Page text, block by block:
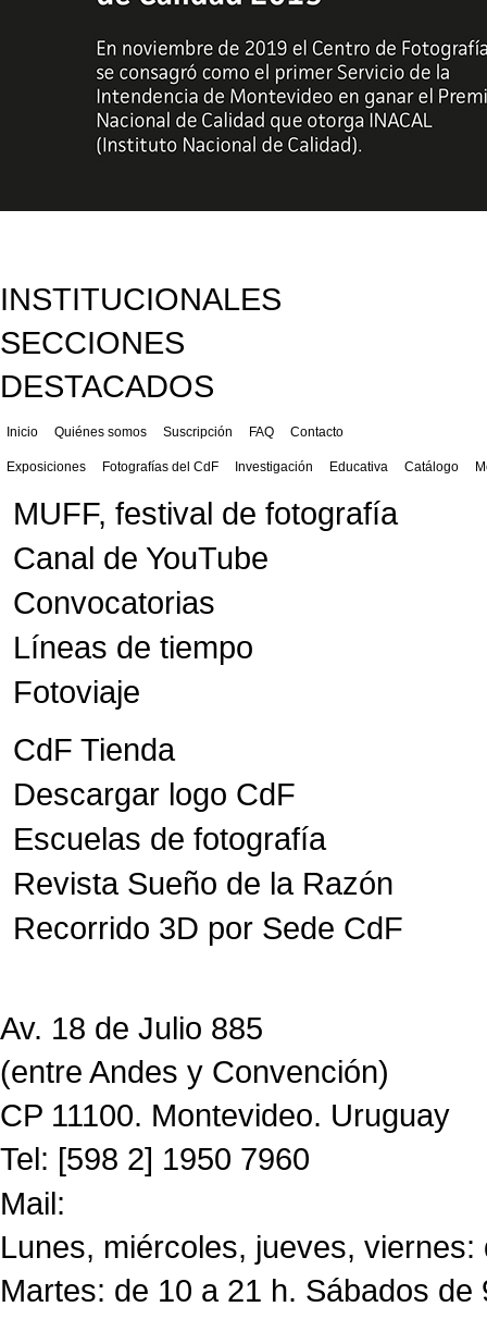
INSTITUCIONALES
SECCIONES
DESTACADOS
Inicio Quiénes somos Suscripción FAQ Contacto
Exposiciones Fotografías del CdF Investigación Educativa Catálogo
MUFF, festival de fotografía
Canal de YouTube
Convocatorias
Líneas de tiempo
Fotoviaje
CdF Tienda
Descargar logo CdF
Escuelas de fotografía
Revista Sueño de la Razón
Recorrido 3D por Sede CdF
Av. 18 de Julio 885
(entre Andes y Convención)
CP 11100. Montevideo. Uruguay
Tel: [598 2] 1950 7960
Mail:
Lunes, miércoles, jueves, viernes:
Martes: de 10 a 21 h. Sábados de